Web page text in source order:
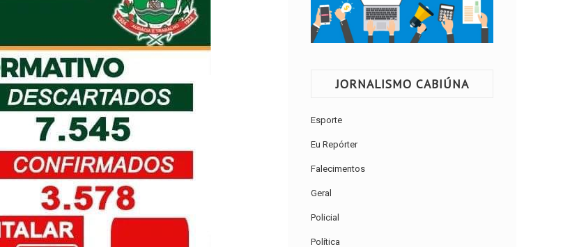
JORNALISMO CABIÚNA
Esporte
Eu Repórter
Falecimentos
Geral
Policial
Política